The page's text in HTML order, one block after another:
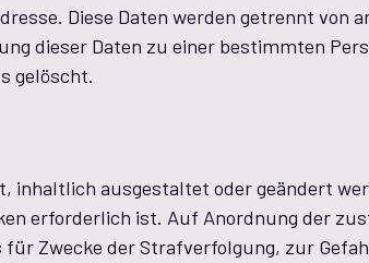
Diese Daten werden getrennt von
dieser Daten zu einer bestimmten
gelöscht.
inhaltlich ausgestaltet oder geändert
erforderlich ist. Auf Anordnung der
Zwecke der Strafverfolgung, zur